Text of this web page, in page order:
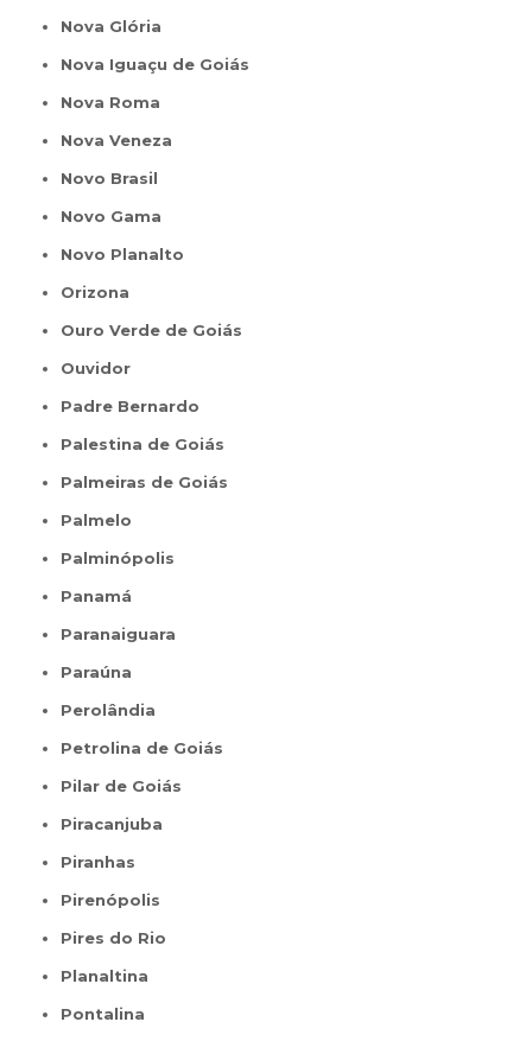
Nova Glória
Nova Iguaçu de Goiás
Nova Roma
Nova Veneza
Novo Brasil
Novo Gama
Novo Planalto
Orizona
Ouro Verde de Goiás
Ouvidor
Padre Bernardo
Palestina de Goiás
Palmeiras de Goiás
Palmelo
Palminópolis
Panamá
Paranaiguara
Paraúna
Perolândia
Petrolina de Goiás
Pilar de Goiás
Piracanjuba
Piranhas
Pirenópolis
Pires do Rio
Planaltina
Pontalina